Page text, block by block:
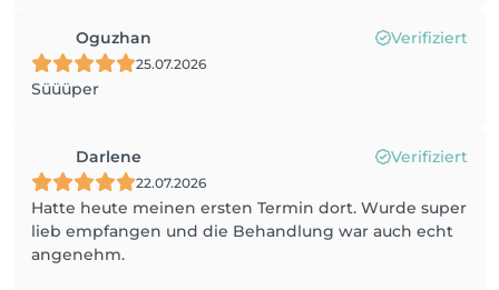
Oguzhan Verifiziert
25.07.2026
Süüüper
Darlene Verifiziert
22.07.2026
Hatte heute meinen ersten Termin dort. Wurde super
lieb empfangen und die Behandlung war auch echt
angenehm.